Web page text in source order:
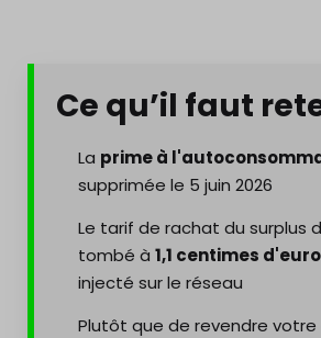
Ce qu’il faut
La prime à
supprimée le 5 juin 2026
Le tarif de rachat du surplus
tombé à 1,1 centimes
injecté sur le réseau
Plutôt que de revendre